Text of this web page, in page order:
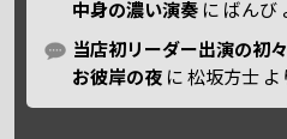
中身の濃い演奏 に ばんび
当店初リーダー出演の初
お彼岸の夜 に松坂方士 よ